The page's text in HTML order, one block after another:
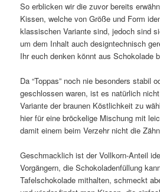
So erblicken wir die zuvor bereits
Kissen, welche von Größe und Form
klassischen Variante sind, jedoch sind
um dem Inhalt auch designtechnisch
Ihr euch denken könnt aus Schokolade
Da “Toppas” noch nie besonders stabil
geschlossen waren, ist es natürlich
Variante der braunen Köstlichkeit zu
hier für eine bröckelige Mischung mit
damit einem beim Verzehr nicht die
Geschmacklich ist der Vollkorn-Anteil
Vorgängern, die Schokoladenfüllung
Tafelschokolade mithalten, schmeckt